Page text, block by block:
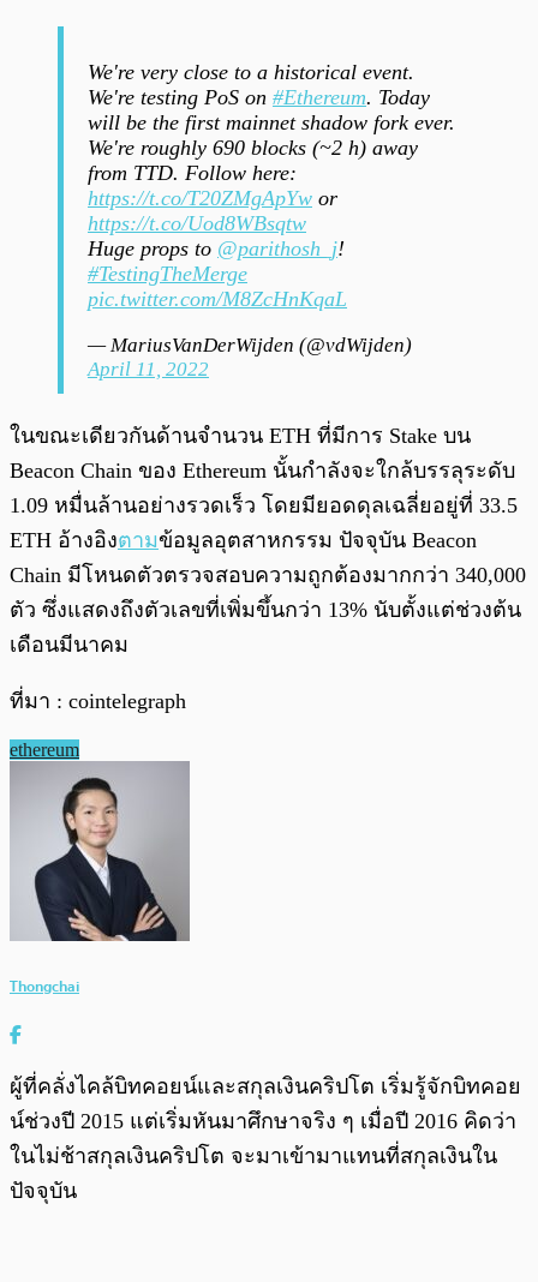
We're very close to a historical event.
We're testing PoS on #Ethereum. Today
will be the first mainnet shadow fork ever.
We're roughly 690 blocks (~2 h) away
from TTD. Follow here:
https://t.co/T20ZMgApYw or
https://t.co/Uod8WBsqtw
Huge props to @parithosh_j!
#TestingTheMerge
pic.twitter.com/M8ZcHnKqaL
— MariusVanDerWijden (@vdWijden)
April 11, 2022
ในขณะเดียวกันด้านจำนวน ETH ที่มีการ Stake บน
Beacon Chain ของ Ethereum นั้นกำลังจะใกล้บรรลุระดับ
1.09 หมื่นล้านอย่างรวดเร็ว โดยมียอดดุลเฉลี่ยอยู่ที่ 33.5
ETH อ้างอิงตามข้อมูลอุตสาหกรรม ปัจจุบัน Beacon
Chain มีโหนดตัวตรวจสอบความถูกต้องมากกว่า 340,000
ตัว ซึ่งแสดงถึงตัวเลขที่เพิ่มขึ้นกว่า 13% นับตั้งแต่ช่วงต้น
เดือนมีนาคม
ที่มา : cointelegraph
ethereum
Thongchai
ผู้ที่คลั่งไคล้บิทคอยน์และสกุลเงินคริปโต เริ่มรู้จักบิทคอย
น์ช่วงปี 2015 แต่เริ่มหันมาศึกษาจริง ๆ เมื่อปี 2016 คิดว่า
ในไม่ช้าสกุลเงินคริปโต จะมาเข้ามาแทนที่สกุลเงินใน
ปัจจุบัน